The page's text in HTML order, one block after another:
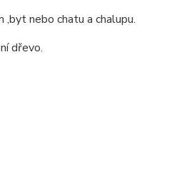
nebo chatu a chalupu.
dřevo.